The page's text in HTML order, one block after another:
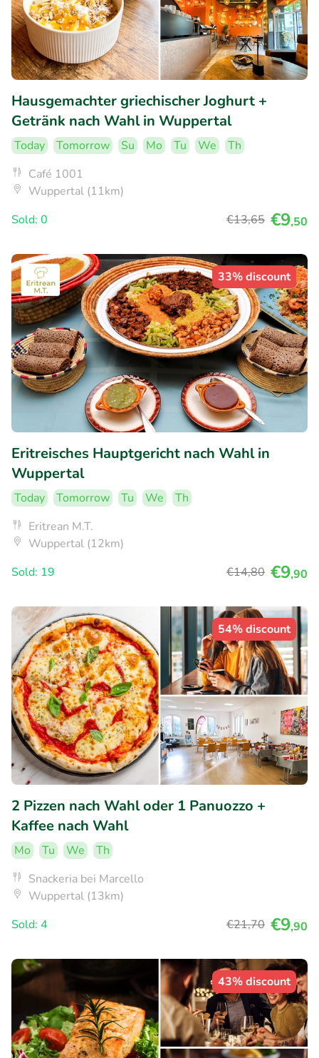
Hausgemachter griechischer Joghurt +
Getränk nach Wahl in Wuppertal
Today Tomorrow Su Mo Tu We
Th
Café 1001
Wuppertal (11km)
Sold: 0
€13,65 €9,50
33% discount
Eritreisches Hauptgericht nach Wahl in
Wuppertal
Today Tomorrow Tu We
Th
Eritrean M.T.
Wuppertal (12km)
Sold: 19
€14,80 €9,90
54% discount
2 Pizzen nach Wahl oder 1 Panuozzo +
Kaffee nach Wahl
Mo Tu We
Th
Snackeria bei Marcello
Wuppertal (13km)
Sold: 4
€21,70 €9,90
43% discount